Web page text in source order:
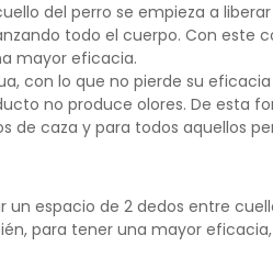
del perro se empieza a
todo el cuerpo. Con este
mayor eficacia.
con lo que no pierde su
no produce olores. De esta
de caza y para todos aquellos
un espacio de 2 dedos entre
para tener una mayor